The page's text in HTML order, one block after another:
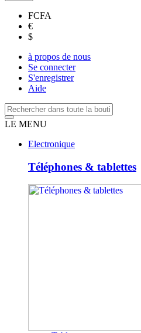
FCFA
€
$
à propos de nous
Se connecter
S'enregistrer
Aide
LE MENU
Electronique
Téléphones & tablettes